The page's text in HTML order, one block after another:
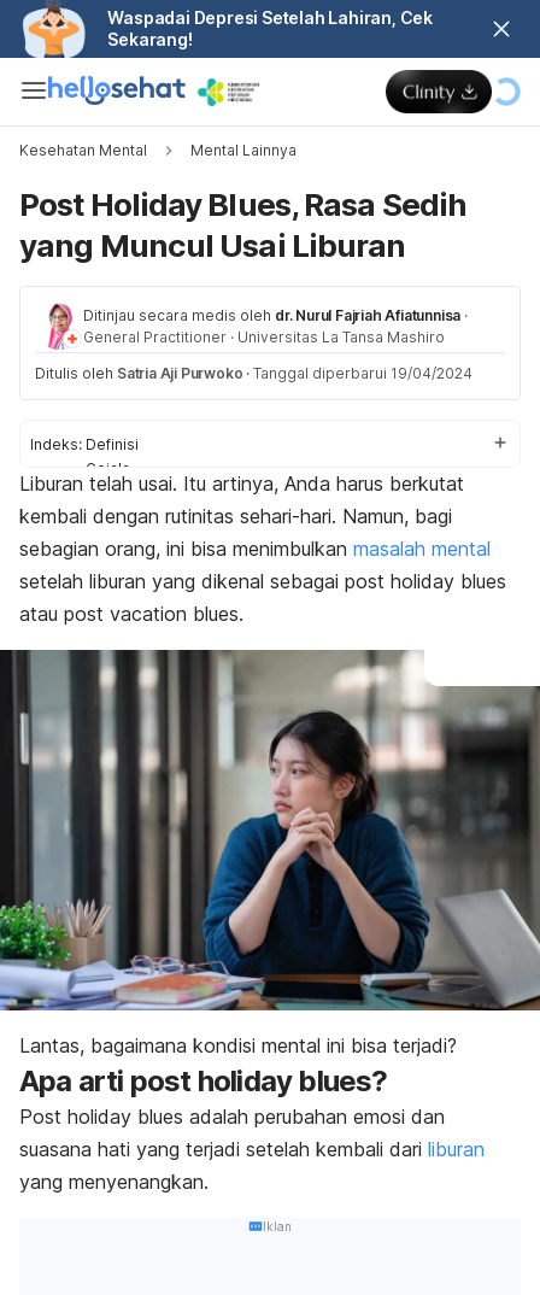
Waspadai Depresi Setelah Lahiran, Cek
Sekarang!
Kesehatan Mental Mental Lainnya
Post Holiday Blues, Rasa Sedih
yang Muncul Usai Liburan
Ditinjau secara medis oleh dr. Nurul Fajriah Afiatunnisa ·
General Practitioner · Universitas La Tansa Mashiro
Ditulis oleh Satria Aji Purwoko · Tanggal diperbarui 19/04/2024
Indeks: Definisi
Gejala
Penyebab
Faktor risiko
Cara mengatasi
Liburan telah usai. Itu artinya, Anda harus berkutat
kembali dengan rutinitas sehari-hari. Namun, bagi
sebagian orang, ini bisa menimbulkan masalah mental
setelah liburan yang dikenal sebagai post holiday blues
atau post vacation blues.
Lantas, bagaimana kondisi mental ini bisa terjadi?
Apa arti post holiday blues?
Post holiday blues adalah perubahan emosi dan
suasana hati yang terjadi setelah kembali dari liburan
yang menyenangkan.
Iklan